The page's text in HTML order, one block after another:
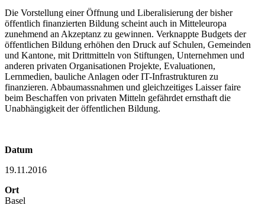
Die Vorstellung einer Öffnung und Liberalisierung der bisher
öffentlich finanzierten Bildung scheint auch in Mitteleuropa
zunehmend an Akzeptanz zu gewinnen. Verknappte Budgets der
öffentlichen Bildung erhöhen den Druck auf Schulen, Gemeinden
und Kantone, mit Drittmitteln von Stiftungen, Unternehmen und
anderen privaten Organisationen Projekte, Evaluationen,
Lernmedien, bauliche Anlagen oder IT-Infrastrukturen zu
finanzieren. Abbaumassnahmen und gleichzeitiges Laisser faire
beim Beschaffen von privaten Mitteln gefährdet ernsthaft die
Unabhängigkeit der öffentlichen Bildung.
Datum
19.11.2016
Ort
Basel